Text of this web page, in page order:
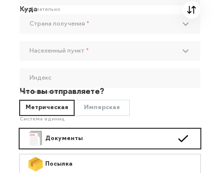
Необязательно
Куда
Страна получения *
Населенный пункт *
Индекс
Необязательно
Что вы отправляете?
Метрическая Имперская
Система единиц
Документы
Посылка